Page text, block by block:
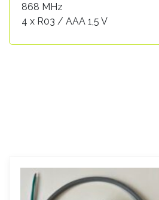
868 MHz
4 x R03 / AAA 1,5 V